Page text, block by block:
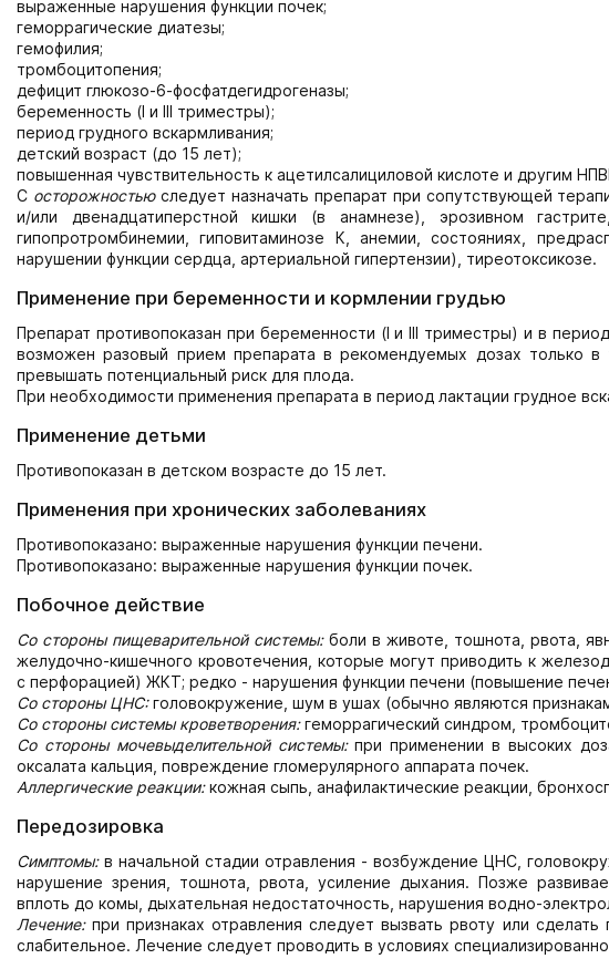
выраженные нарушения функции почек;
геморрагические диатезы;
гемофилия;
тромбоцитопения;
дефицит глюкозо-6-фосфатдегидрогеназы;
беременность (I и III триместры);
период грудного вскармливания;
детский возраст (до 15 лет);
повышенная чувствительность к ацетилсалициловой кислоте и другим
С осторожностьюследует назначать препарат при сопутствующей
и/или двенадцатиперстной кишки (в анамнезе), эрозивном
гипопротромбинемии, гиповитаминозе К, анемии, состояниях,
нарушении функции сердца, артериальной гипертензии), тиреотоксикозе.
Применение при беременности и кормлении грудью
Препарат противопоказан при беременности (I и III триместры) и в
возможен разовый прием препарата в рекомендуемых дозах только
превышать потенциальный риск для плода.
При необходимости применения препарата в период лактации грудное
Применение детьми
Противопоказан в детском возрасте до 15 лет.
Применения при хронических заболеваниях
Противопоказано: выраженные нарушения функции печени.
Противопоказано: выраженные нарушения функции почек.
Побочное действие
Со стороны пищеварительной системы:боли в животе, тошнота, рвота,
желудочно-кишечного кровотечения, которые могут приводить к
с перфорацией) ЖКТ; редко - нарушения функции печени (повышение
Со стороны ЦНС:головокружение, шум в ушах (обычно являются
Со стороны системы кроветворения:геморрагический синдром,
Со стороны мочевыделительной системы:при применении в высоких
оксалата кальция, повреждение гломерулярного аппарата почек.
Аллергические реакции:кожная сыпь, анафилактические реакции,
Передозировка
Симптомы: в начальной стадии отравления - возбуждение ЦНС,
нарушение зрения, тошнота, рвота, усиление дыхания. Позже
вплоть до комы, дыхательная недостаточность, нарушения водно-
Лечение:при признаках отравления следует вызвать рвоту или
слабительное. Лечение следует проводить в условиях